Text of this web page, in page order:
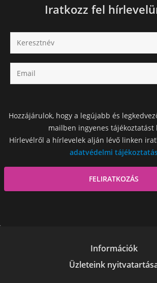
Iratkozz fel
Hozzájárulok, hogy a legújabb és
mailben ingyenes tájékoztatást
Hírlevélről a hírlevelek alján lévő linken
adatvédelmi
Információk
Üzleteink